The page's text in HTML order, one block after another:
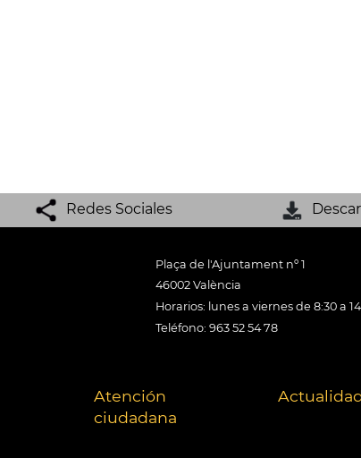
Redes Sociales
Plaça de l'Ajuntament nº 1
46002 València
Horarios: lunes a viernes de 8:30 a
Teléfono: 963 52 54 78
Atención
ciudadana